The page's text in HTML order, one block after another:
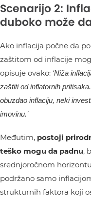
Scenarijo 2:
duboko može
Ako inflacija počne da
zaštitom od inflacije
opisuje ovako: ‘Niža
zaštiti od inflatornih
obuzdao inflaciju, neki
imovinu.’
Međutim, postoji
teško mogu da padnu,
srednjoročnom
podržano samo
strukturnih faktora koji